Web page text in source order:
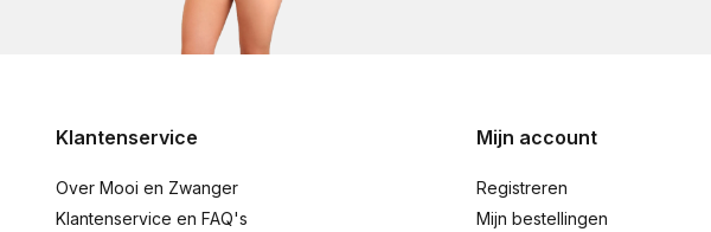
Klantenservice
Over Mooi en Zwanger
Klantenservice en FAQ's
Mijn account
Registreren
Mijn bestellingen